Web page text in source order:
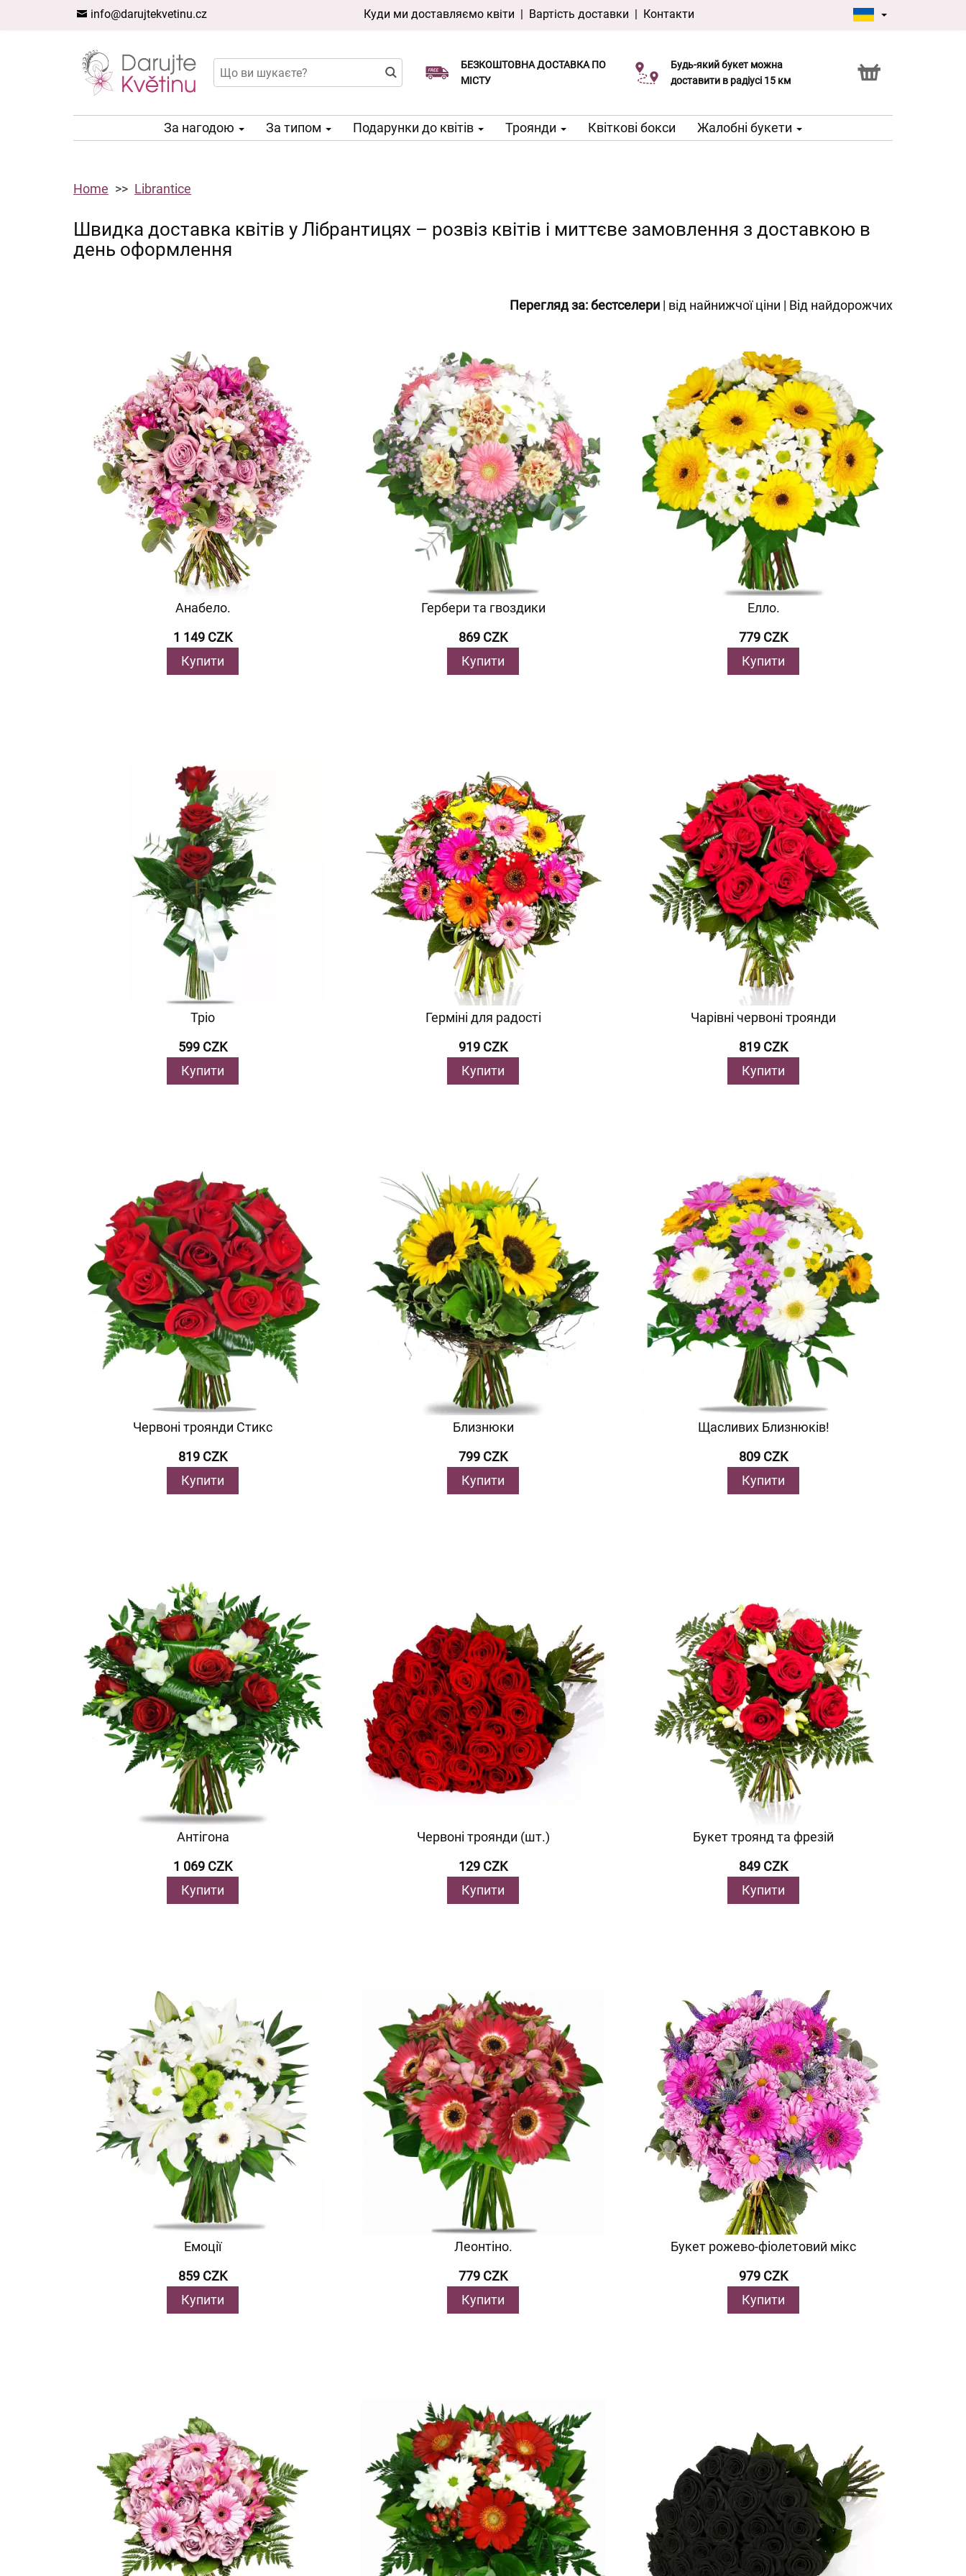
info@darujtekvetinu.cz Куди ми доставляємо квіти | Вартість доставки | Контакти
БЕЗКОШТОВНА ДОСТАВКА ПО
МІСТУ
Доставка в той же день доступна
Виберіть дату доставки
Будь-який букет можна
доставити в радіусі 15 км
Послуга Click & Collect
За нагодою За типом Подарунки до квітів Троянди Квіткові бокси Жалобні букети
Home Librantice
Швидка доставка квітів у Лібрантицях – розвіз квітів і миттєве замовлення з доставкою в
день оформлення
Перегляд за:бестселери | від найнижчої ціни | Від найдорожчих
Анабело.
1 149 CZK
Купити
Гербери та гвоздики
869 CZK
Купити
Елло.
779 CZK
Купити
Тріо
599 CZK
Купити
Герміні для радості
919 CZK
Купити
Чарівні червоні троянди
819 CZK
Купити
Червоні троянди Стикс
819 CZK
Купити
Близнюки
799 CZK
Купити
Щасливих Близнюків!
809 CZK
Купити
Антігона
1 069 CZK
Купити
Червоні троянди (шт.)
129 CZK
Купити
Букет троянд та фрезій
849 CZK
Купити
Емоції
859 CZK
Купити
Леонтіно.
779 CZK
Купити
Букет рожево-фіолетовий мікс
979 CZK
Купити